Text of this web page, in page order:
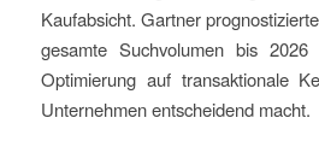
Kaufabsicht. Gartner
gesamte Suchvolumen bis
Optimierung auf transaktionale
Unternehmen entscheidend macht.